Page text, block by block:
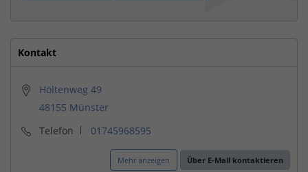
Kontakt
Höltenweg 49
48155 Münster
Telefon
01745968595
Mehr anzeigen Über E-Mail kontaktieren